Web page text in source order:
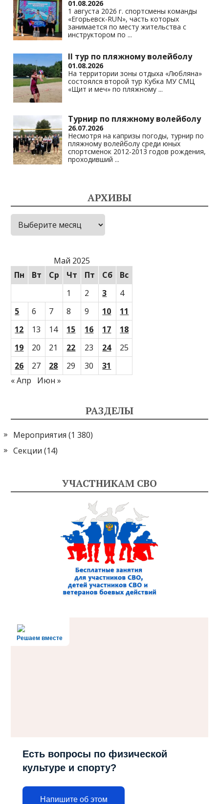
01.08.2026
1 августа 2026 г. спортсмены команды
«Егорьевск-RUN», часть которых
занимается по месту жительства с
инструктором по ...
II тур по пляжному волейболу
01.08.2026
На территории зоны отдыха «Любляна»
состоялся второй тур Кубка МУ СМЦ
«Щит и меч» по пляжному ...
Турнир по пляжному волейболу
26.07.2026
Несмотря на капризы погоды, турнир по
пляжному волейболу среди юных
спортсменок 2012-2013 годов рождения,
проходивший ...
АРХИВЫ
Архивы
Май 2025
Пн
Вт Ср Чт Пт Сб
Вс
1
2 3
4
5
6 7 8 9 10
11
12
13 14 15 16 17
18
19
20 21 22 23 24
25
26
27 28 29 30
31
« Апр
Июн »
РАЗДЕЛЫ
Мероприятия (1 380)
Секции (14)
УЧАСТНИКАМ СВО
Решаем вместе
Есть вопросы по физической
культуре и спорту?
Напишите об этом